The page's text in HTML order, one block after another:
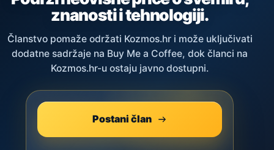
znanosti i tehnologiji.
Članstvo pomaže održati Kozmos.hr i može uključivati
dodatne sadržaje na Buy Me a Coffee, dok članci na
Kozmos.hr-u ostaju javno dostupni.
Postani član